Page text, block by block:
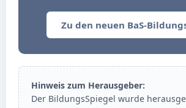
Zu den neuen BaS-
Hinweis zum Herausgeber:
Der BildungsSpiegel wurde